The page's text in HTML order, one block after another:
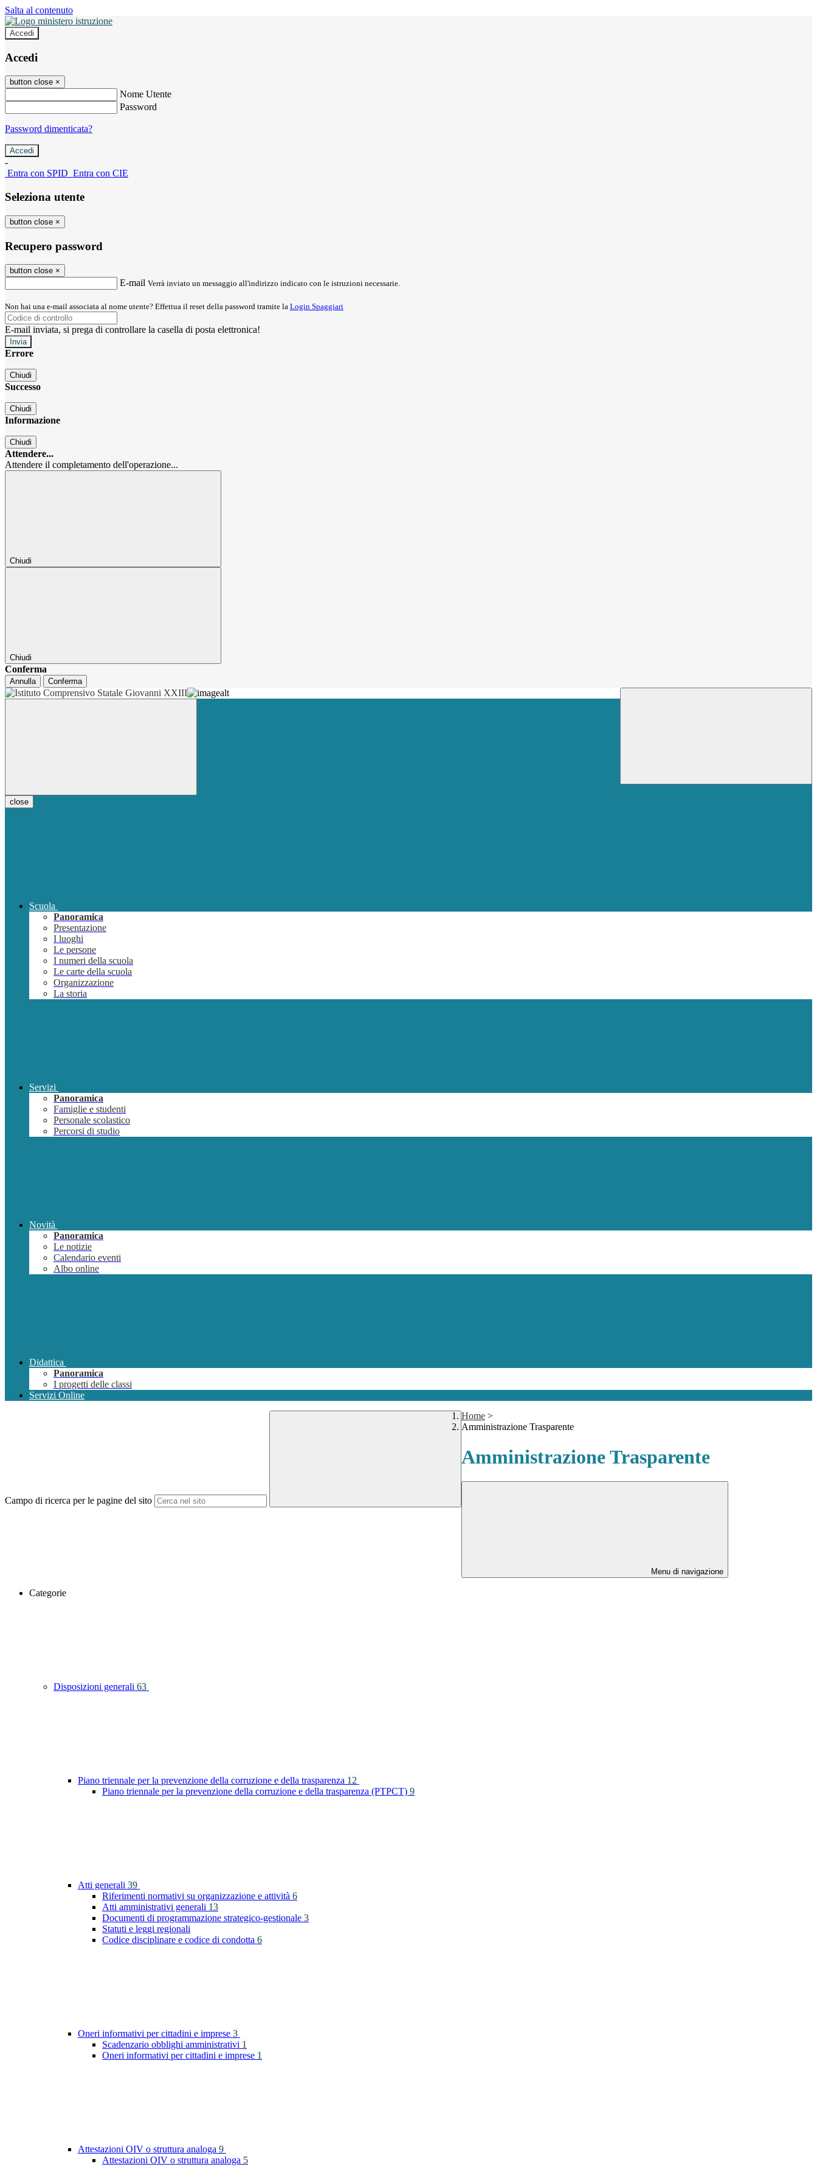
Salta al contenuto
Accedi
Accedi
button close ×
Nome Utente
Password
Password dimenticata?
-
Entra con SPID Entra con CIE
Seleziona utente
button close ×
Recupero password
button close ×
E-mail Verrà inviato un messaggio all'indirizzo indicato con le istruzioni necessarie.
Non hai una e-mail associata al nome utente? Effettua il reset della password tramite la Login Spaggiari
E-mail inviata, si prega di controllare la casella di posta elettronica!
Errore
Chiudi
Successo
Chiudi
Informazione
Chiudi
Attendere...
Attendere il completamento dell'operazione...
Chiudi
Chiudi
Conferma
Annulla Conferma
close
Scuola
Panoramica
Presentazione
I luoghi
Le persone
I numeri della scuola
Le carte della scuola
Organizzazione
La storia
Servizi
Panoramica
Famiglie e studenti
Personale scolastico
Percorsi di studio
Novità
Panoramica
Le notizie
Calendario eventi
Albo online
Didattica
Panoramica
I progetti delle classi
Servizi Online
Campo di ricerca per le pagine del sito
Home >
Amministrazione Trasparente
Amministrazione Trasparente
Menu di navigazione
Categorie
Disposizioni generali 63
Piano triennale per la prevenzione della corruzione e della trasparenza 12
Piano triennale per la prevenzione della corruzione e della trasparenza (PTPCT) 9
Atti generali 39
Riferimenti normativi su organizzazione e attività 6
Atti amministrativi generali 13
Documenti di programmazione strategico-gestionale 3
Statuti e leggi regionali
Codice disciplinare e codice di condotta 6
Oneri informativi per cittadini e imprese 3
Scadenzario obblighi amministrativi 1
Oneri informativi per cittadini e imprese 1
Attestazioni OIV o struttura analoga 9
Attestazioni OIV o struttura analoga 5